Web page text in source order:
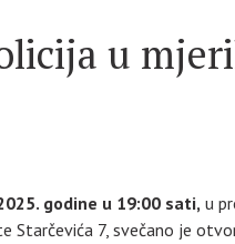
u
godine u 19:00 sati, u
Starčevića 7, svečano je